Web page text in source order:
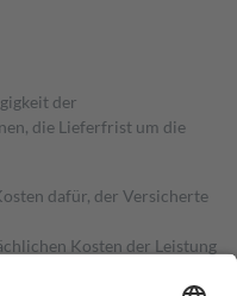
der
die Lieferfrist um die
dafür, der Versicherte
Kosten der Leistung